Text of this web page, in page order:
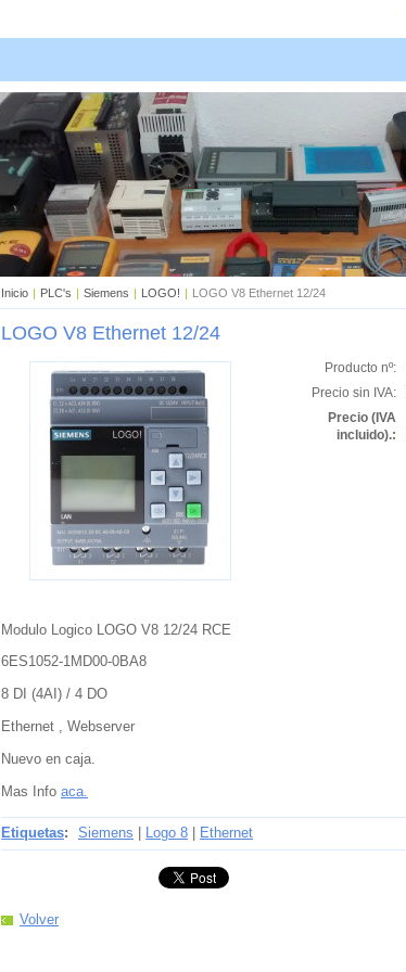
Inicio | PLC's | Siemens | LOGO! | LOGO V8 Ethernet 12/24
LOGO V8 Ethernet 12/24
Producto nº:
Precio sin IVA:
Precio (IVA
incluido).:
Modulo Logico LOGO V8 12/24 RCE
6ES1052-1MD00-0BA8
8 DI (4AI) / 4 DO
Ethernet , Webserver
Nuevo en caja.
Mas Info aca.
Etiquetas: Siemens | Logo 8 | Ethernet
Volver